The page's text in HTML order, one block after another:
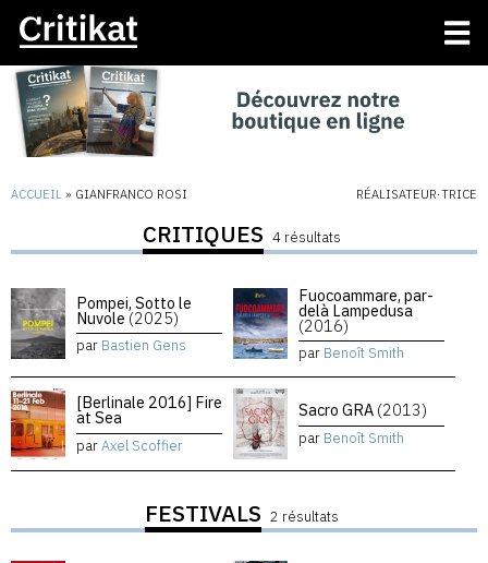
ACCUEIL » GIANFRANCO ROSI RÉALISATEUR·TRICE
CRITIQUES 4 résultats
Pompei, Sotto le
Nuvole (2025)
par Bastien Gens
Fuocoammare, par-
delà Lampedusa
(2016)
par Benoît Smith
[Berlinale 2016] Fire
at Sea
parAxel Scoffier
Sacro GRA (2013)
par Benoît Smith
FESTIVALS 2 résultats